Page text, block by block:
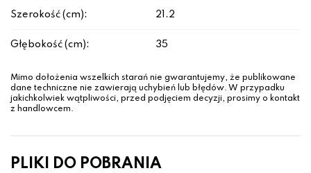
Szerokość (cm): 21.2
Głębokość (cm): 35
Mimo dołożenia wszelkich starań nie gwarantujemy, że publikowane
dane techniczne nie zawierają uchybień lub błędów. W przypadku
jakichkolwiek wątpliwości, przed podjęciem decyzji, prosimy o kontakt
z handlowcem.
PLIKI DO POBRANIA